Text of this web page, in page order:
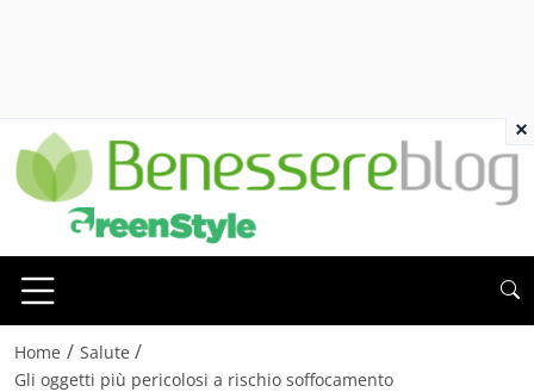
Home / Salute /
Gli oggetti più pericolosi a rischio soffocamento
×